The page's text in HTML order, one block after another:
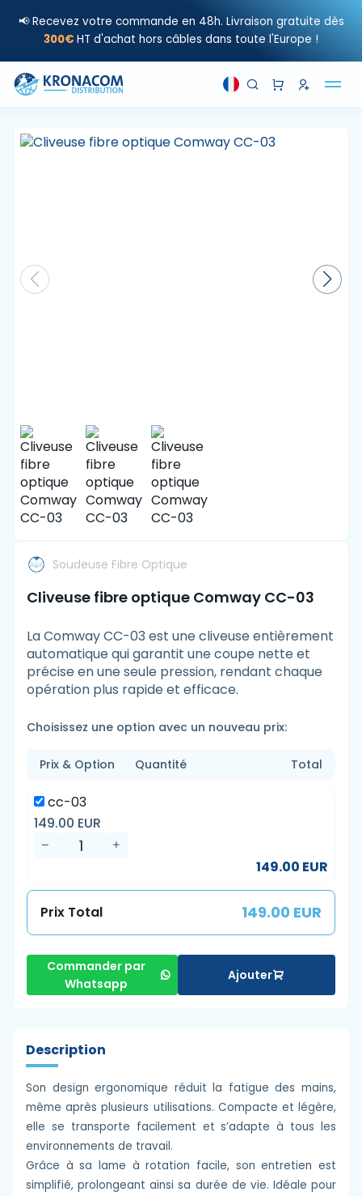
📢 Recevez votre commande en 48h. Livraison gratuite dès
300€ HT d'achat hors câbles dans toute l'Europe !
Soudeuse Fibre Optique
Cliveuse fibre optique Comway CC-03
La Comway CC-03 est une cliveuse entièrement
automatique qui garantit une coupe nette et
précise en une seule pression, rendant chaque
opération plus rapide et efficace.
Choisissez une option avec un nouveau prix:
Prix & Option Quantité Total
cc-03
149.00 EUR
149.00 EUR
Prix Total 149.00 EUR
Commander par
Whatsapp
Ajouter
Description
Son design ergonomique réduit la fatigue des mains,
même après plusieurs utilisations. Compacte et légère,
elle se transporte facilement et s’adapte à tous les
environnements de travail.
Grâce à sa lame à rotation facile, son entretien est
simplifié, prolongeant ainsi sa durée de vie. Idéale pour